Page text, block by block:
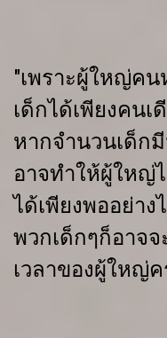
"เพราะผู้ใหญ่คน
เด็กได้เพียงคน
หากจำนวนเด็ก
อาจทำให้ผู้ใหญ่
ได้เพียงพออย่า
พวกเด็กๆก็อาจ
เวลาของผู้ใหญ่